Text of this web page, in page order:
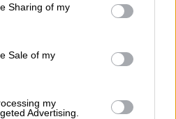
Sharing of my
Sale of my
my
Advertising.
25 de mayo en todas las
la fase 2 respectivamente,
las terrazas, los parques
dan una idea de
españoles se han tomado
y a encontrarse, en grupos
y familiares. No